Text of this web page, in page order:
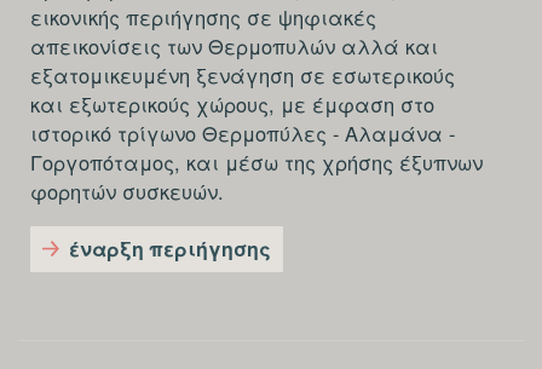
εικονικής περιήγησης σε ψηφιακές
απεικονίσεις των Θερμοπυλών αλλά και
εξατομικευμένη ξενάγηση σε εσωτερικούς
και εξωτερικούς χώρους, με έμφαση στο
ιστορικό τρίγωνο Θερμοπύλες - Αλαμάνα -
Γοργοπόταμος, και μέσω της χρήσης έξυπνων
φορητών συσκευών.
έναρξη περιήγησης